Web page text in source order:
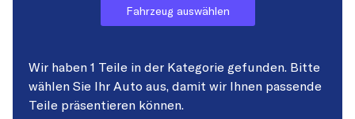
Fahrzeug auswählen
Wir haben 1 Teile in der Kategorie gefunden. Bitte
wählen Sie Ihr Auto aus, damit wir Ihnen passende
Teile präsentieren können.